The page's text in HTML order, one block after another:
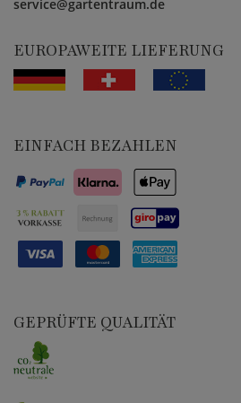
service@gartentraum.de
EUROPAWEITE LIEFERUNG
EINFACH BEZAHLEN
GEPRÜFTE QUALITÄT